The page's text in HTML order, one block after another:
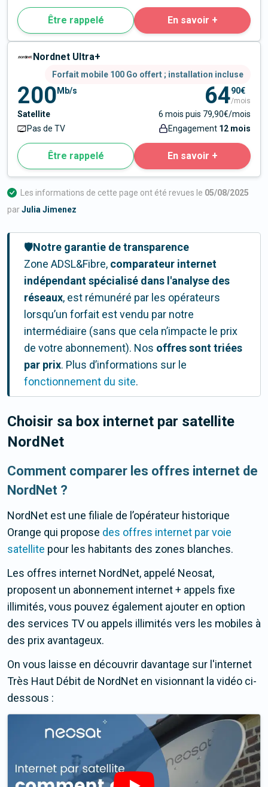
Être rappelé En savoir +
Nordnet Ultra+
Forfait mobile 100 Go offert ; installation incluse
200 Mb/s
Satellite
Pas de TV
6490€
/mois
6 mois puis 79,90€/mois
Engagement 12 mois
Être rappelé En savoir +
Les informations de cette page ont été revues le 05/08/2025
parJulia Jimenez
🛡️Notre garantie de transparence
Zone ADSL&Fibre, comparateur internet
indépendant spécialisé dans l'analyse des
réseaux, est rémunéré par les opérateurs
lorsqu’un forfait est vendu par notre
intermédiaire (sans que cela n’impacte le prix
de votre abonnement). Nos offressont triées
par prix. Plus d’informations sur le
fonctionnement du site.
Choisir sa box internet par satellite
NordNet
Comment comparer les offres internet de
NordNet ?
NordNet est une filiale de l’opérateur historique
Orange qui propose des offres internet par voie
satellite pour les habitants des zones blanches.
Les offres internet NordNet, appelé Neosat,
proposent un abonnement internet + appels fixe
illimités, vous pouvez également ajouter en option
des services TV ou appels illimités vers les mobiles à
des prix avantageux.
On vous laisse en découvrir davantage sur l'internet
Très Haut Débit de NordNet en visionnant la vidéo ci-
dessous :